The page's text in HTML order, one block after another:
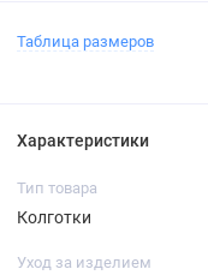
Таблица размеров
Характеристики
Тип товара
Колготки
Уход за изделием